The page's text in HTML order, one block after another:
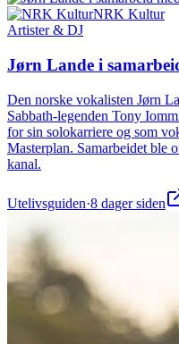
NRK Kultur
Artister & DJ
Jørn Lande i
Den norske vokalisten Jørn
Sabbath-legenden Tony
for sin solokarriere og som
Masterplan. Samarbeidet ble
kanal.
Utelivsguiden·8 dager siden